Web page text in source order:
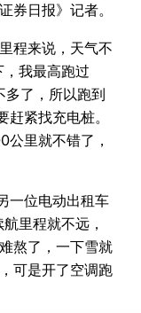
券日报》记者。
程来说，天气不
我最高跑过
多了，所以跑到
紧找充电桩。
里就不错了，
一位电动出租车
里程就不远，
熬了，一下雪就
可是开了空调跑